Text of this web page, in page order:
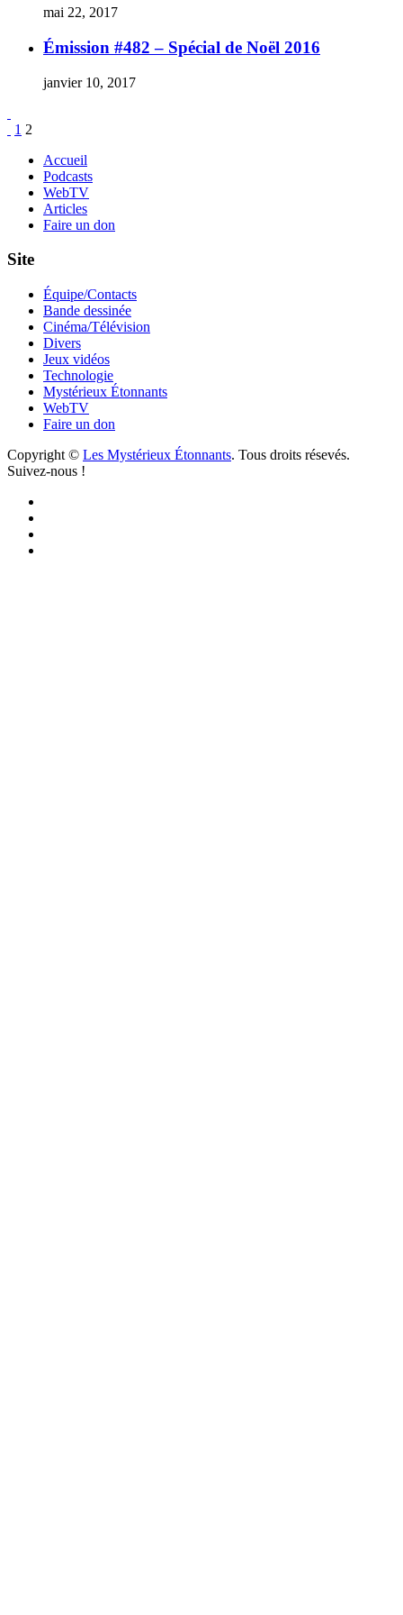
mai 22, 2017
Émission #482 – Spécial de Noël 2016
janvier 10, 2017
Pagination
des
publications
Page
1 Page
2
Accueil
Podcasts
WebTV
Articles
Faire un don
Site
Équipe/Contacts
Bande dessinée
Cinéma/Télévision
Divers
Jeux vidéos
Technologie
Mystérieux Étonnants
WebTV
Faire un don
Copyright © Les Mystérieux Étonnants. Tous droits résevés.
Suivez-nous !